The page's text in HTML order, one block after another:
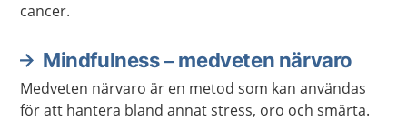
cancer.
Mindfulness – medveten närvaro
Medveten närvaro är en metod som kan användas
för att hantera bland annat stress, oro och smärta.